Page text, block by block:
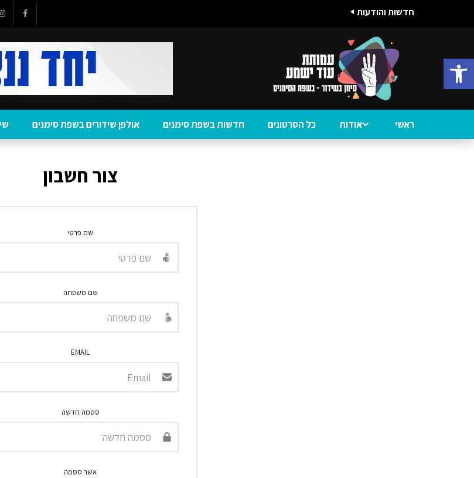
פתח סרגל נגישות
חדשות והודעות
ראשי אודות כל הסרטונים חדשות בשפת סימנים אולפן שידורים בשפת סימנים
צור חשבון
שם פרטי
שם משפחה
EMAIL
ססמה חדשה
אשר ססמה